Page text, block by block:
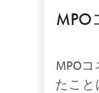
MPO
たこと